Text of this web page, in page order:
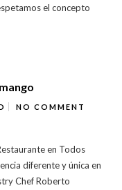
el concepto
NO COMMENT
en Todos
diferente y única en
Chef Roberto